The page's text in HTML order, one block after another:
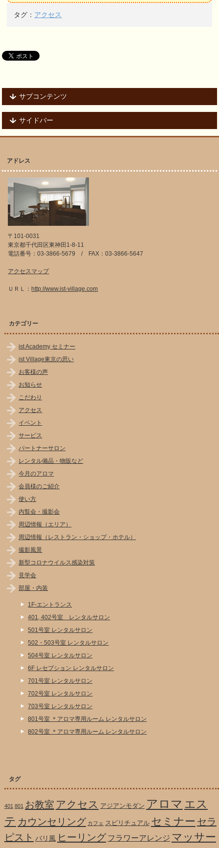
タグ： アクセス
サブコンテンツ
サイドバー
アドレス
〒101-0031
東京都千代田区東神田1-8-11
電話番号：03-3866-5679 / FAX：03-3866-5647
アクセスマップ
ＵＲＬ：http://www.ist-village.com
カテゴリー
ist Academy セミナー
ist Village東京の思い
お客様の声
お知らせ
こだわり
アクセス
イベント
サービス
パートナーサロン
レンタル備品・物販など
今月のアロマ
会員様のご紹介
使い方
内覧会・撮影会
周辺情報（エリア）
周辺情報（レストラン・ショップ・ホテル）
撮影風景
新型コロナウイルス感染対策
見学会
部屋・内装
1F-エントランス
401, 402号室 レンタルサロン
501号室 レンタルサロン
502・503号室 レンタルサロン
504号室 レンタルサロン
6F レセプション レンタルサロン
701号室 レンタルサロン
702号室 レンタルサロン
703号室 レンタルサロン
801号室 ＊アロマ専用ルーム レンタルサロン
802号室 ＊アロマ専用ルーム レンタルサロン
タグ
401 801 お教室 アクセス アジアンモダン アロマ エス
テ カウンセリング カフェ スピリチュアル セミナー セラ
ピスト バリ風 ヒーリング フラワーアレンジ マッサー